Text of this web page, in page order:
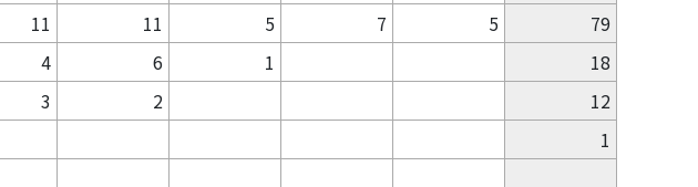
11 11 5 7 5
79
4 6 1
18
3 2
12
1